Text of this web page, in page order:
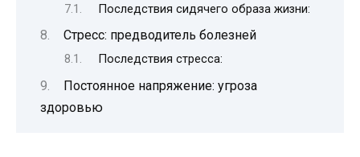
Последствия сидячего образа жизни:
Стресс: предводитель болезней
Последствия стресса:
Постоянное напряжение: угроза
здоровью